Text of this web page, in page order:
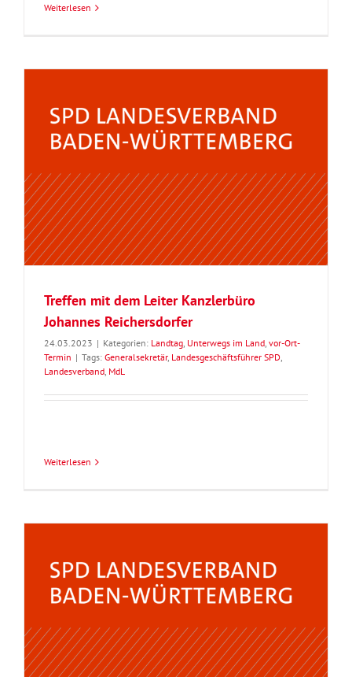
Weiterlesen
Treffen mit dem Leiter Kanzlerbüro
Johannes Reichersdorfer
24.03.2023 | Kategorien: Landtag, Unterwegs im Land, vor-Ort-
Termin | Tags: Generalsekretär, Landesgeschäftsführer SPD,
Landesverband, MdL
Weiterlesen